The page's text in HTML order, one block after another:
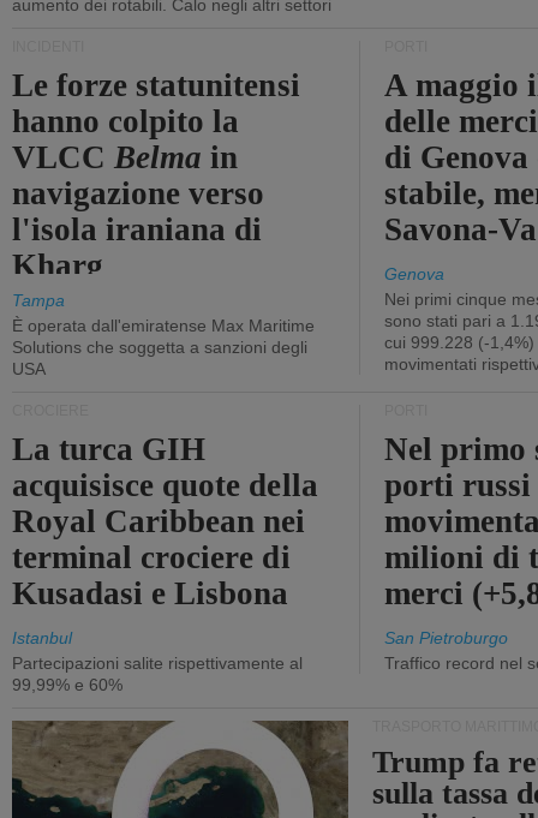
aumento dei rotabili. Calo negli altri settori
Le forze statunitensi
hanno colpito la
VLCCBelma in
navigazione verso
l'isola iraniana di
Kharg
Tampa
È operata dall'emiratense Max Maritime
Solutions che soggetta a sanzioni degli
USA
A maggio
delle
di
stabile,
Savona-
Genova
Nei primi cinque
sono stati pari a
cui 999.228 (-
movimentati
La turca GIH
acquisisce quote della
Royal Caribbean nei
terminal crociere di
Kusadasi e Lisbona
Istanbul
Partecipazioni salite rispettivamente al
99,99% e 60%
Nel primo
porti russi
milioni di
merci
San Pietroburgo
Traffico record nel
Trump fa
sulla tassa